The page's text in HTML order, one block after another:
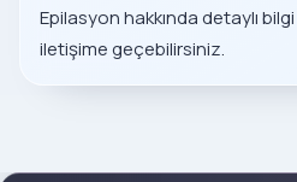
Epilasyon hakkında detaylı
iletişime geçebilirsiniz.